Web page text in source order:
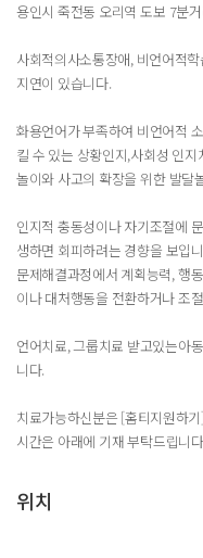
용인시 죽전동 오리역 도보 7분
사회적의사소통장애, 비언어적
지연이 있습니다.
화용언어가 부족하여 비언어적
킬 수 있는 상황인지,사회성 인
놀이와 사고의 확장을 위한 발달
인지적 충동성이나 자기조절에
생하면 회피하려는 경향을 보입
문제해결과정에서 계획능력, 행
이나 대처행동을 전환하거나 조
언어치료, 그룹치료 받고있는아
니다.
치료가능하신분은 [홈티지원하
시간은 아래에 기재 부탁드립니
위치